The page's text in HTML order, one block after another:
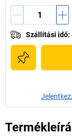
Szállítási idő: